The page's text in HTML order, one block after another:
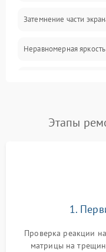
Механические
Программное
Сеть и подключения
Затемнение части
Неравномерная яркость
Этапы
1.
Проверка реакции
матрицы на